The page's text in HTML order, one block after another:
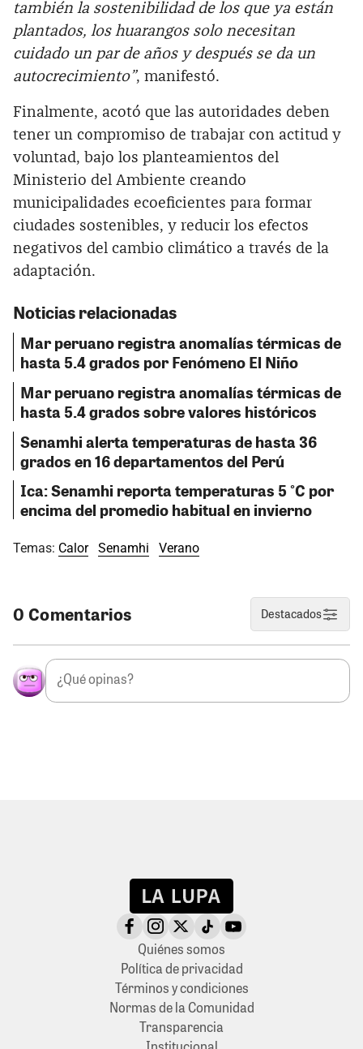
también la sostenibilidad de los que ya están
plantados, los huarangos solo necesitan
cuidado un par de años y después se da un
autocrecimiento”, manifestó.
Finalmente, acotó que las autoridades deben
tener un compromiso de trabajar con actitud y
voluntad, bajo los planteamientos del
Ministerio del Ambiente creando
municipalidades ecoeficientes para formar
ciudades sostenibles, y reducir los efectos
negativos del cambio climático a través de la
adaptación.
Noticias relacionadas
Mar peruano registra anomalías térmicas de
hasta 5.4 grados por Fenómeno El Niño
Mar peruano registra anomalías térmicas de
hasta 5.4 grados sobre valores históricos
Senamhi alerta temperaturas de hasta 36
grados en 16 departamentos del Perú
Ica: Senamhi reporta temperaturas 5 °C por
encima del promedio habitual en invierno
Temas: Calor Senamhi Verano
0 Comentarios Destacados
Quiénes somos
Política de privacidad
Términos y condiciones
Normas de la Comunidad
Transparencia